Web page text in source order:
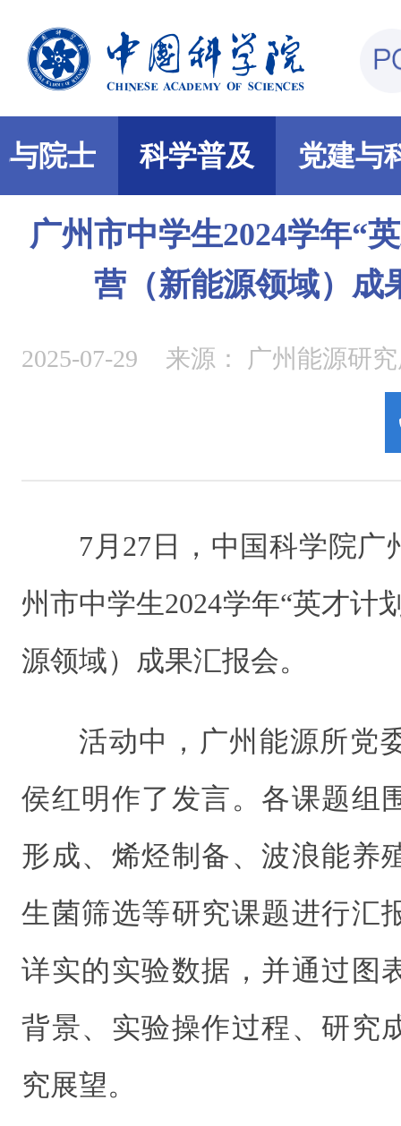
与院士 科学普及 党建与
广州市中学生2024学年“
营（新能源领域）成
2025-07-29 来源： 广州能源研
7月27日，中国科学院
州市中学生2024学年“英才计
源领域）成果汇报会。
活动中，广州能源所党
侯红明作了发言。各课题组
形成、烯烃制备、波浪能养
生菌筛选等研究课题进行汇
详实的实验数据，并通过图
背景、实验操作过程、研究
究展望。